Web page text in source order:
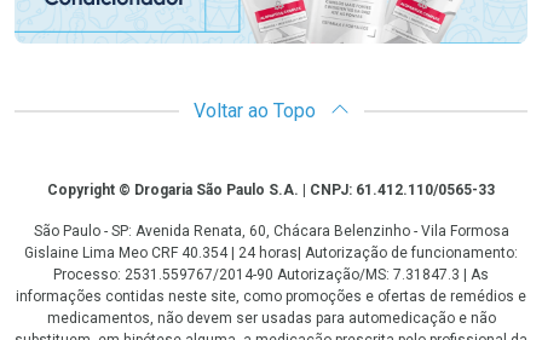
Voltar ao Topo
CopyrightCopyright © Drogaria São Paulo S.A. | CNPJ: 61.412.110/0565-33
São Paulo - SP: Avenida Renata, 60, Chácara Belenzinho - Vila Formosa
Gislaine Lima Meo CRF 40.354 | 24 horas| Autorização de funcionamento:
Processo: 2531.559767/2014-90 Autorização/MS: 7.31847.3 | As
informações contidas neste site, como promoções e ofertas de remédios e
medicamentos, não devem ser usadas para automedicação e não